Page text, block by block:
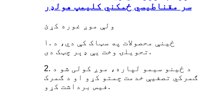
سر مقناطیسي ځمکني کلیمپ هولډر
ولې موږ غوره کړئ
۱. ځینې محصولات په سټاک کې دي، د
تحویلۍ وخت یې ډېر چټک دی.
2. د ځینو سیمو لپاره، موږ کولی شو د
ګمرکي تصفیې خدمت چمتو کړو او د ګمرک
فیس برداشت کړو.